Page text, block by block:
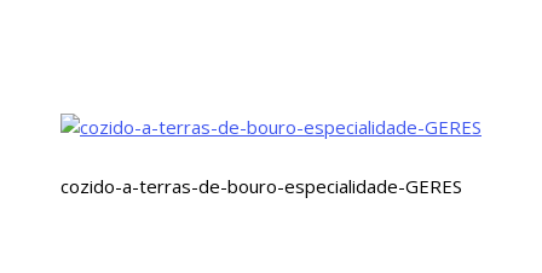
Especialidade-
GERES
cozido-a-terras-de-bouro-especialidade-GERES